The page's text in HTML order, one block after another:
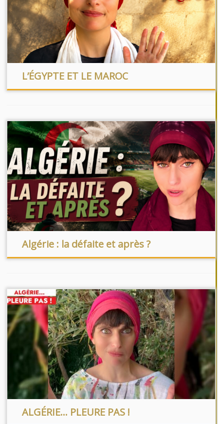
L’ÉGYPTE ET LE MAROC
Algérie : la défaite et après ?
ALGÉRIE… PLEURE PAS !